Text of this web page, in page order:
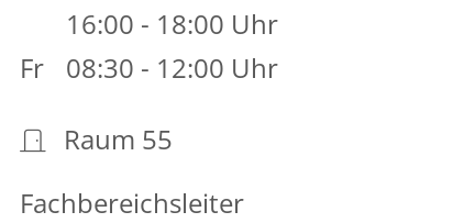
16:00 - 18:00 Uhr
Fr
08:30 - 12:00 Uhr
Raum 55
Fachbereichsleiter